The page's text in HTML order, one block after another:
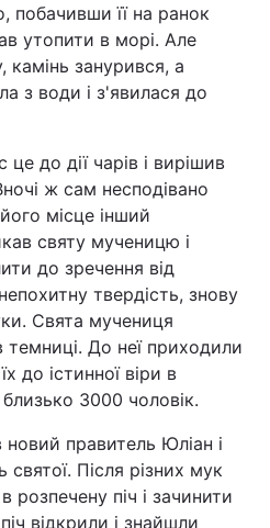
побачивши її на ранок
утопити в морі. Але
камінь занурився, а
з води і з'явилася до
до дії чарів і вирішив
ж сам несподівано
місце інший
святу мученицю і
до зречення від
твердість, знову
Свята мучениця
До неї приходили
до істинної віри в
3000 чоловік.
правитель Юліан і
Після різних мук
розпечену піч і зачинити
відкрили і знайшли